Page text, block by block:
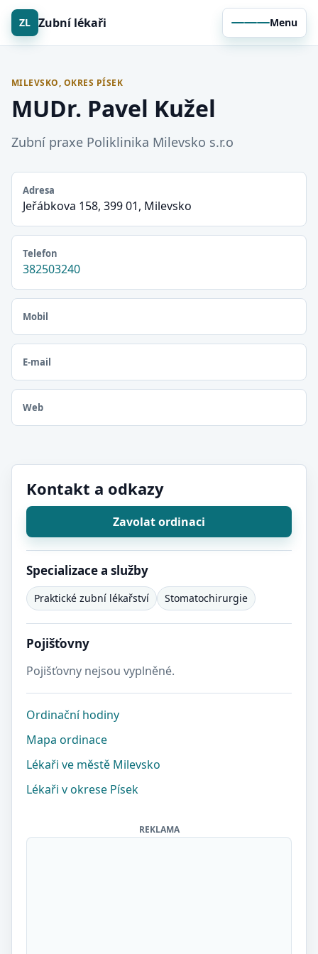
ZL Zubní lékaři Menu
MILEVSKO, OKRES PÍSEK
MUDr. Pavel Kužel
Zubní praxe Poliklinika Milevsko s.r.o
Adresa
Jeřábkova 158, 399 01, Milevsko
Telefon
382503240
Mobil
E-mail
Web
Kontakt a odkazy
Zavolat ordinaci
Specializace a služby
Praktické zubní lékařství Stomatochirurgie
Pojišťovny
Pojišťovny nejsou vyplněné.
Ordinační hodiny
Mapa ordinace
Lékaři ve městě Milevsko
Lékaři v okrese Písek
REKLAMA